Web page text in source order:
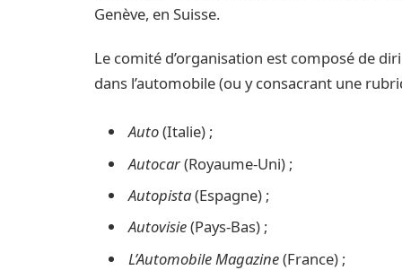
Genève, en Suisse.
Le comité d’organisation est composé de
dans l’automobile (ou y consacrant une
Auto(Italie) ;
Autocar(Royaume-Uni) ;
Autopista(Espagne) ;
Autovisie(Pays-Bas) ;
L’Automobile Magazine(France) ;